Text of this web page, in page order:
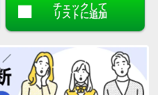
チェックして
リストに追加